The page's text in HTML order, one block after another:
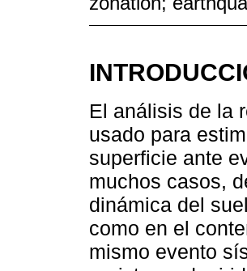
El análisis de la
usado para
superficie ante
muchos casos,
dinámica del
como en el
mismo evento